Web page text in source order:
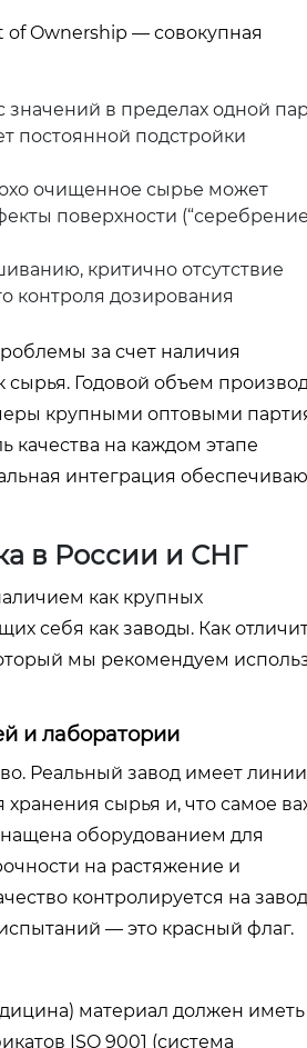
of Ownership — совокупная
значений в пределах одной
постоянной подстройки
очищенное сырье может
поверхности
критично отсутствие
контроля дозирования
за счет наличия
Годовой объем
крупными оптовыми
качества на каждом этапе
интеграция
в России и СНГ
как крупных
себя как заводы. Как
мы рекомендуем
и лаборатории
Реальный завод имеет линии
сырья и, что самое
оборудованием для
на растяжение и
контролируется на
— это красный флаг.
материал должен иметь
ISO 9001 (система